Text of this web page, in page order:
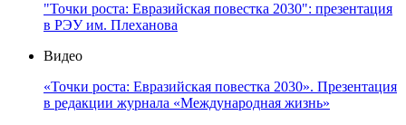
"Точки роста: Евразийская повестка 2030": презентация
в РЭУ им. Плеханова
Видео
«Точки роста: Евразийская повестка 2030». Презентация
в редакции журнала «Международная жизнь»